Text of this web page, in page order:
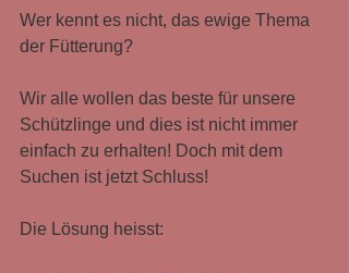
Wer kennt es nicht, das ewige Thema
der Fütterung?
Wir alle wollen das beste für unsere
Schützlinge und dies ist nicht immer
einfach zu erhalten! Doch mit dem
Suchen ist jetzt Schluss!
Die Lösung heisst: